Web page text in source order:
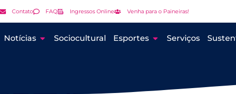
Contato FAQ Ingressos Online Venha para o Paineiras!
Notícias Sociocultural Esportes Serviços